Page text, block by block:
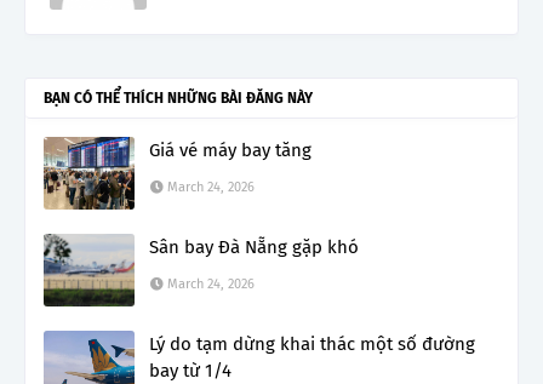
BẠN CÓ THỂ THÍCH NHỮNG BÀI ĐĂNG NÀY
Giá vé máy bay tăng
March 24, 2026
Sân bay Đà Nẵng gặp khó
March 24, 2026
Lý do tạm dừng khai thác một số đường
bay từ 1/4